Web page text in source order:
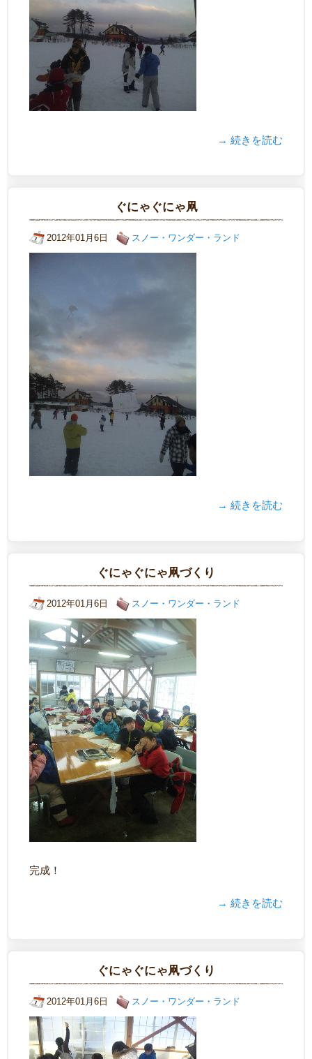
→ 続きを読む
ぐにゃぐにゃ凧
2012年01月6日 スノー・ワンダー・ランド
→ 続きを読む
ぐにゃぐにゃ凧づくり
2012年01月6日 スノー・ワンダー・ランド
完成！
→ 続きを読む
ぐにゃぐにゃ凧づくり
2012年01月6日 スノー・ワンダー・ランド